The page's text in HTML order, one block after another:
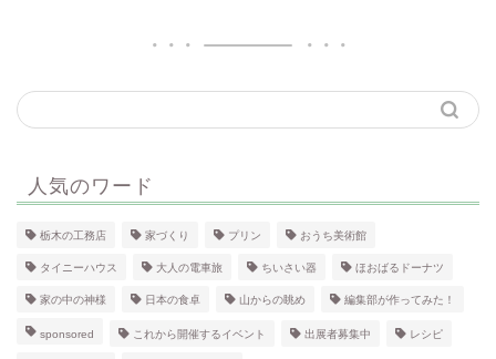
人気のワード
栃木の工務店 家づくり プリン おうち美術館
タイニーハウス 大人の電車旅 ちいさい器 ほおばるドーナツ
家の中の神様 日本の食卓 山からの眺め 編集部が作ってみた！
sponsored これから開催するイベント 出展者募集中 レシピ